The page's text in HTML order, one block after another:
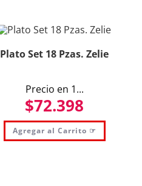
Plato Set 18 Pzas. Zelie
Precio en 1...
$72.398
Agregar al Carrito ☞